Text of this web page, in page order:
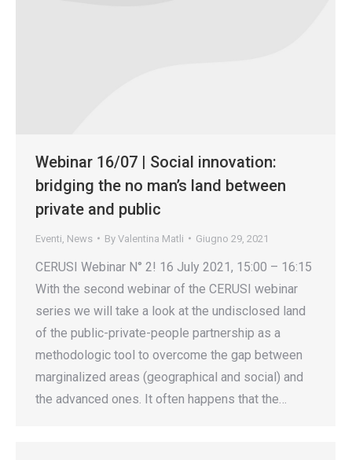
Webinar 16/07 | Social innovation:
bridging the no man’s land between
private and public
Eventi News By Valentina Matli Giugno 29, 2021
CERUSI Webinar N° 2! 16 July 2021, 15:00 – 16:15
With the second webinar of the CERUSI webinar
series we will take a look at the undisclosed land
of the public-private-people partnership as a
methodologic tool to overcome the gap between
marginalized areas (geographical and social) and
the advanced ones. It often happens that the…